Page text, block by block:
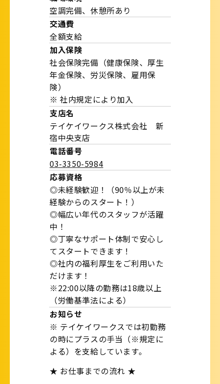
空調完備、休憩所あり
交通費
全額支給
加入保険
社会保険完備（健康保険、厚生
年金保険、労災保険、雇用保
険）
※ 社内規定により加入
支店名
テイケイワークス株式会社 新
宿中央支店
電話番号
03-3350-5984
応募資格
◎未経験歓迎！（90％以上が未
経験からのスタート！）
◎幅広い年代のスタッフが活躍
中！
◎丁寧なサポート体制で安心し
てスタートできます！
◎社内の福利厚生をご利用いた
だけます！
※22:00以降の勤務は18歳以上
（労働基準法による）
お知らせ
※ テイケイワークスでは初勤務
の時にプラスの手当（※規定に
よる）を支給しています。
★ お仕事までの流れ ★